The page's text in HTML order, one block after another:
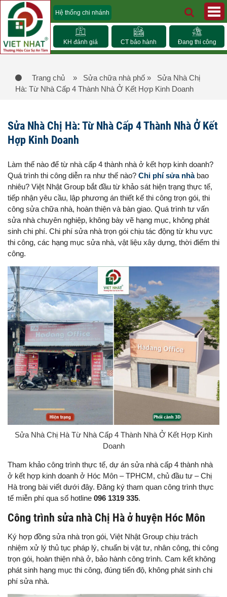
Hệ thống chi nhánh
KH đánh giá CT bảo hành Đang thi công
Trang chủ » Sửa chữa nhà phố » Sửa Nhà Chị
Hà: Từ Nhà Cấp 4 Thành Nhà Ở Kết Hợp Kinh Doanh
Sửa Nhà Chị Hà: Từ Nhà Cấp 4 Thành Nhà Ở Kết
Hợp Kinh Doanh
Làm thế nào để từ nhà cấp 4 thành nhà ở kết hợp kinh doanh?
Quá trình thi công diễn ra như thế nào? Chi phí sửa nhàbao
nhiêu? Việt Nhật Group bắt đầu từ khảo sát hiện trạng thực tế,
tiếp nhận yêu cầu, lập phương án thiết kế thi công trọn gói, thi
công sửa chữa nhà, hoàn thiện và bàn giao. Quá trình tư vấn
sửa nhà chuyên nghiệp, không bày vẽ hạng mục, không phát
sinh chi phí. Chi phí sửa nhà trọn gói chịu tác động từ khu vực
thi công, các hạng mục sửa nhà, vật liệu xây dựng, thời điểm thi
công.
Sửa Nhà Chị Hà Từ Nhà Cấp 4 Thành Nhà Ở Kết Hợp Kinh
Doanh
Tham khảo công trình thực tế, dự án sửa nhà cấp 4 thành nhà
ở kết hợp kinh doanh ở Hóc Môn – TPHCM, chủ đầu tư – Chị
Hà trong bài viết dưới đây. Đăng ký tham quan công trình thực
tế miễn phí qua số hotline 096 1319 335.
Công trình sửa nhà Chị Hà ở huyện Hóc Môn
Ký hợp đồng sửa nhà trọn gói, Việt Nhật Group chịu trách
nhiệm xử lý thủ tục pháp lý, chuẩn bị vật tư, nhân công, thi công
trọn gói, hoàn thiện nhà ở, bảo hành công trình. Cam kết không
phát sinh hạng mục thi công, đúng tiến độ, không phát sinh chi
phí sửa nhà.